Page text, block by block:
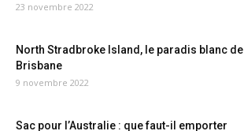
23 novembre 2022
North Stradbroke Island, le paradis blanc de
Brisbane
9 novembre 2022
Sac pour l’Australie : que faut-il emporter